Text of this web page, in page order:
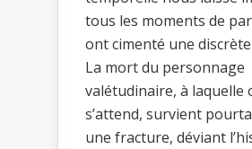
tous les moments de
ont cimenté une
La mort du personnage
valétudinaire, à laquelle
s’attend, survient
une fracture, déviant